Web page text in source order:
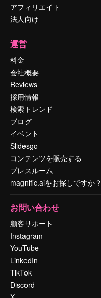
アフィリエイト
法人向け
運営
料金
会社概要
Reviews
採用情報
検索トレンド
ブログ
イベント
Slidesgo
コンテンツを販売する
プレスルーム
magnific.aiをお探しですか？
お問い合わせ
顧客サポート
Instagram
YouTube
LinkedIn
TikTok
Discord